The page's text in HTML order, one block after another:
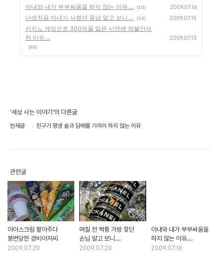
아내와 내가 부부싸움을 하지 않는 이유.... (10) 2009.07.16
난생처음 아내가 사줬던 웅담 알고 보니.... (14) 2009.07.15
카지노 게임으로 300억을 잃은 사연에 좌불안석
한 이유....
(48)
2009.07.13
'세상 사는 이야기'의 다른글
현재글 친구가 평생 술과 담배를 가까이 하지 않는 이유
관련글
아이스크림 팔아주다
봉변당한 경비아저씨
2009.07.20
며칠 전 짝퉁 가방 찾던
손님 알고 보니....
2009.07.20
아내와 내가 부부싸움을
하지 않는 이유....
2009.07.16